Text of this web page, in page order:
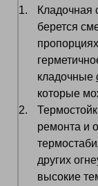
Кладочная
берется
кладочные
которые
ремонта и
других
высокие